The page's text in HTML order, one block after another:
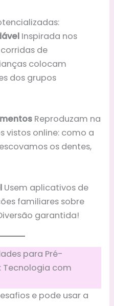
Inspirada nos
de
colocam
dos grupos
Reproduzam na
vistos online: como a
os dentes,
Usem aplicativos de
familiares sobre
garantida!
para Pré-
Tecnologia com
e pode usar a